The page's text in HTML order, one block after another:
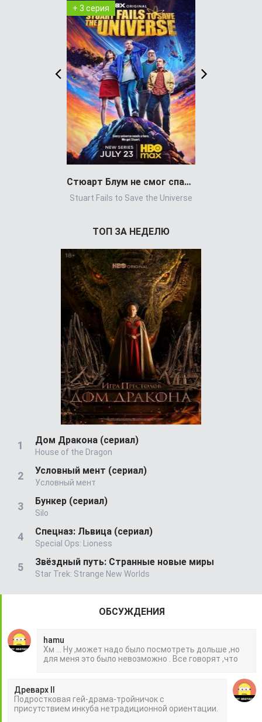
+ 3 серия
Стюарт Блум не смог спасти вселенную
Stuart Fails to Save the Universe
ТОП ЗА НЕДЕЛЮ
Дом Дракона (сериал)
House of the Dragon
Условный мент (сериал)
Условный мент
Бункер (сериал)
Silo
Спецназ: Львица (сериал)
Special Ops: Lioness
Звёздный путь: Странные новые миры
Star Trek: Strange New Worlds
ОБСУЖДЕНИЯ
hamu
Хм ... Ну ,может надо было посмотреть дольше ,но
для меня это было невозможно . Все говорят ,что
Древарх II
Подростковая гей-драма-тройничок с
присутствием инкуба нетрадиционной ориентации.